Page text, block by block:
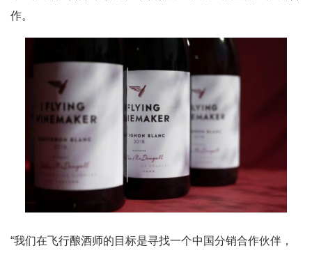
作。
“我们在飞行酿酒师的目标是寻找一个中国分销合作伙伴，